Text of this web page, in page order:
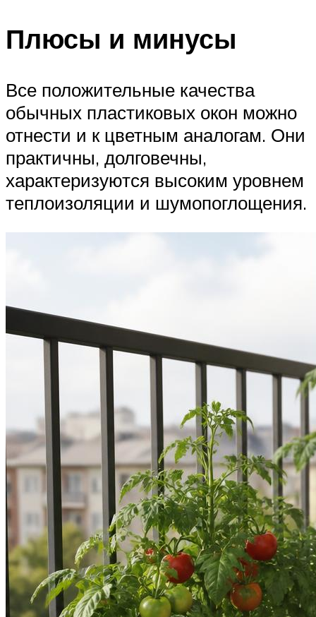
Плюсы и минусы
Все положительные качества
обычных пластиковых окон можно
отнести и к цветным аналогам. Они
практичны, долговечны,
характеризуются высоким уровнем
теплоизоляции и шумопоглощения.